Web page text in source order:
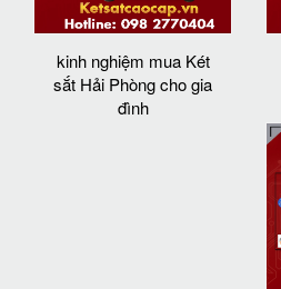
kinh nghiệm mua Két
sắt Hải Phòng cho gia
đình